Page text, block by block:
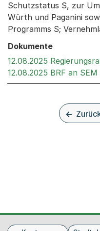
Schutzstatus S, zur
Würth und Paganini
Programms S;
Dokumente
12.08.2025
12.08.2025 BRF an SEM